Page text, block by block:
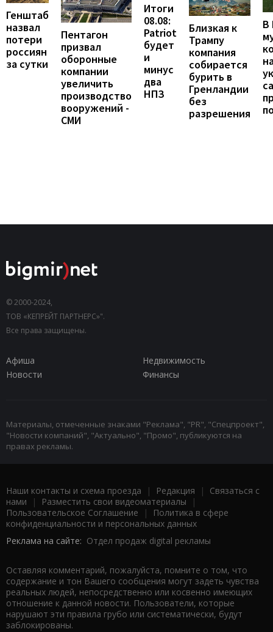
Генштаб
назвал
потери
россиян
за сутки
Пентагон
призвал
оборонные
компании
увеличить
производство
вооружений -
СМИ
Итоги
08.08:
Patriot
будет
и
минус
два
НПЗ
Близкая к
Трампу
компания
собирается
бурить в
Гренландии
без
разрешения
В
© 2000-2024,
ТОВ «КЕПРЕЙТ ПАРТНЕРС»".
Все права защищены.
Афиша
Недвижимость
Новости
Финансы
Материалы, отмеченные знаками "Реклама", "PR", "Спецпроект",
"Новости компаний", "Актуально", "Промо", публикуются на
правах рекламы.
Наши контакты и схема проезда | Редакция | Связаться с
нами | Разместить свои видеоматериалы |
Пользовательское Соглашение |
Политика в сфере
конфиденциальности и персональных данных
Реклама на сайте: Отдел продаж digital рекламы
Оставляя комментарий, пожалуйста, помните о том, что
содержание и тон Вашего сообщения могут задеть чувства
реальных людей, непосредственно или косвенно имеющих
отношение к данной новости. Пользователи, которые
нарушают эти правила грубо или систематически, будут
заблокированы.